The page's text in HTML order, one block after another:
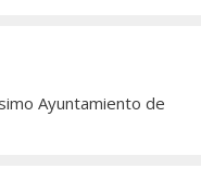
Ayuntamiento de